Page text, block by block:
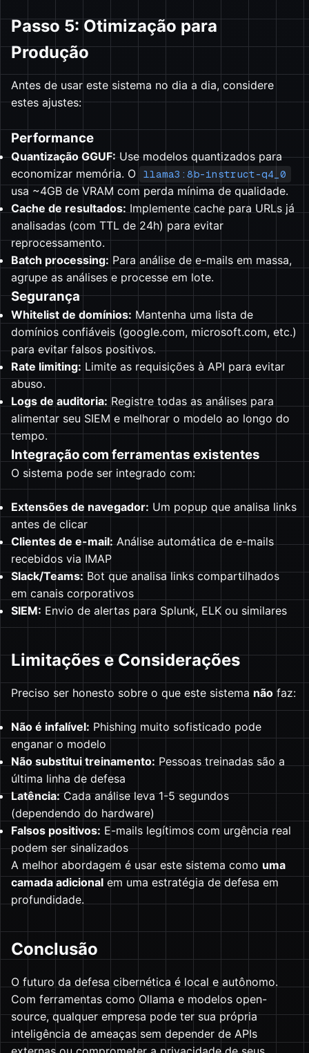
Passo 5: Otimização para
Produção
Antes de usar este sistema no dia a dia, considere
estes ajustes:
Performance
Quantização GGUF:Use modelos quantizados para
economizar memória. O
llama3:8b-instruct-q4_0
usa ~4GB de VRAM com perda mínima de qualidade.
Cache de resultados: Implemente cache para URLs já
analisadas (com TTL de 24h) para evitar
reprocessamento.
Batch processing: Para análise de e-mails em massa,
agrupe as análises e processe em lote.
Segurança
Whitelist de domínios: Mantenha uma lista de
domínios confiáveis (google.com, microsoft.com, etc.)
para evitar falsos positivos.
Rate limiting: Limite as requisições à API para evitar
abuso.
Logs de auditoria: Registre todas as análises para
alimentar seu SIEM e melhorar o modelo ao longo do
tempo.
Integração com ferramentas existentes
O sistema pode ser integrado com:
Extensões de navegador: Um popup que analisa links
antes de clicar
Clientes de e-mail:Análise automática de e-mails
recebidos via IMAP
Slack/Teams:Bot que analisa links compartilhados
em canais corporativos
SIEM: Envio de alertas para Splunk, ELK ou similares
Limitações e Considerações
Preciso ser honesto sobre o que este sistema não faz:
Não é infalível: Phishing muito sofisticado pode
enganar o modelo
Não substitui treinamento: Pessoas treinadas são a
última linha de defesa
Latência:Cada análise leva 1-5 segundos
(dependendo do hardware)
Falsos positivos: E-mails legítimos com urgência real
podem ser sinalizados
A melhor abordagem é usar este sistema como uma
camada adicional em uma estratégia de defesa em
profundidade.
Conclusão
O futuro da defesa cibernética é local e autônomo.
Com ferramentas como Ollama e modelos open-
source, qualquer empresa pode ter sua própria
inteligência de ameaças sem depender de APIs